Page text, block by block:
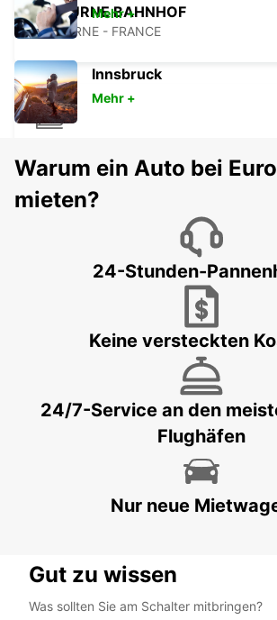
LIBOURNE BAHNHOF
LIBOURNE - FRANCE
BORDEAUX - FRANCE
BORDEAUX FLUGHAFEN
BORDEAUX LE HAILLAN
LE HAILLAN - FRANCE
Mehr +
Innsbruck
Mehr +
Warum ein Auto bei
mieten?
24-Stunden-
Keine versteckten
24/7-Service an den
Flughäfen
Nur neue
Gut zu wissen
Was sollten Sie am Schalter mitbringen?